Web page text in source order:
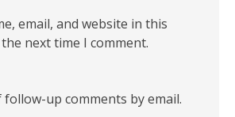
email, and website in this
next time I comment.
up comments by email.